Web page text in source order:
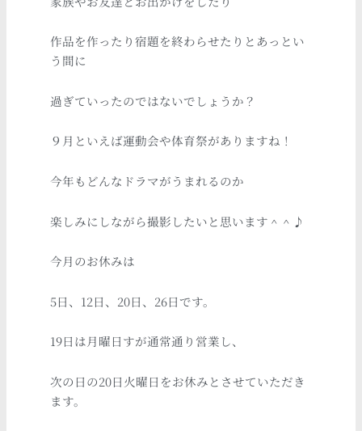
作品を作ったり宿題を終わらせたりとあっとい
う間に
過ぎていったのではないでしょうか？
９月といえば運動会や体育祭がありますね！
今年もどんなドラマがうまれるのか
楽しみにしながら撮影したいと思います＾＾♪
今月のお休みは
5日、12日、20日、26日です。
19日は月曜日すが通常通り営業し、
次の日の20日火曜日をお休みとさせていただき
ます。